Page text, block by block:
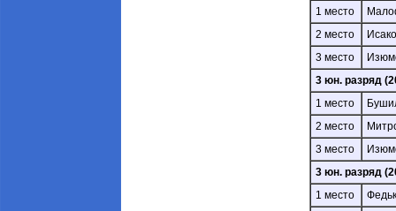
1 место
2 место
3 место
3 юн. разряд
1 место
2 место
3 место
3 юн. разряд
1 место